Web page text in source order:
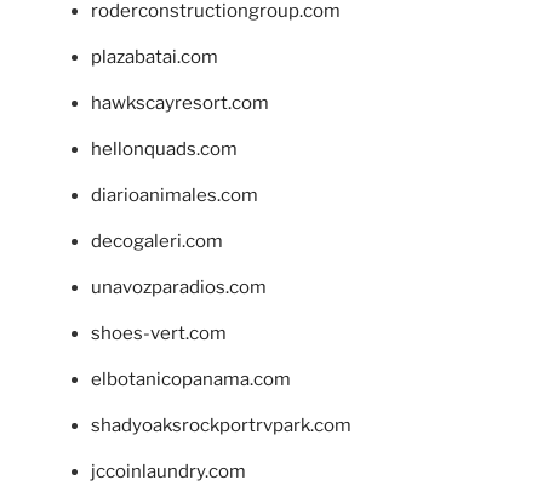
roderconstructiongroup.com
plazabatai.com
hawkscayresort.com
hellonquads.com
diarioanimales.com
decogaleri.com
unavozparadios.com
shoes-vert.com
elbotanicopanama.com
shadyoaksrockportrvpark.com
jccoinlaundry.com